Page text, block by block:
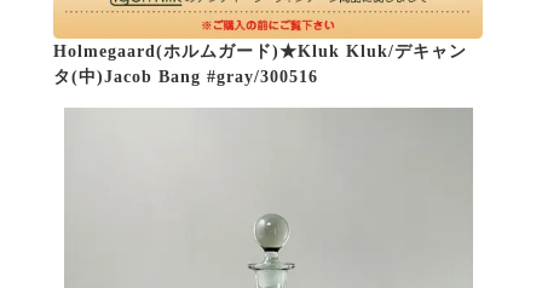
Holmegaard(ホルムガード)★Kluk Kluk/デキャン
タ(中)Jacob Bang #gray/300516